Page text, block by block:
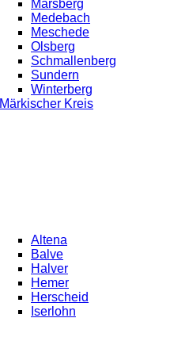
Marsberg
Medebach
Meschede
Olsberg
Schmallenberg
Sundern
Winterberg
Märkischer Kreis
Altena
Balve
Halver
Hemer
Herscheid
Iserlohn